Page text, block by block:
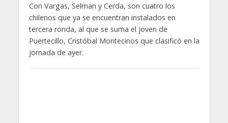
Con Vargas, Selman y Cerda, son cuatro los
chilenos que ya se encuentran instalados en
tercera ronda, al que se suma el joven de
Puertecillo, Cristóbal Montecinos que clasificó en la
jornada de ayer.